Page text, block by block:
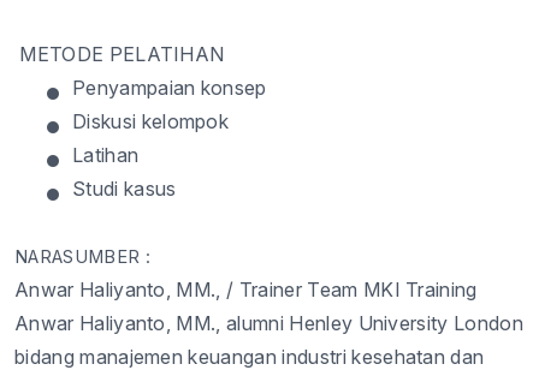
METODE PELATIHAN
• Penyampaian konsep
• Diskusi kelompok
• Latihan
• Studi kasus
NARASUMBER :
Anwar Haliyanto, MM., / Trainer Team MKI Training
Anwar Haliyanto, MM., alumni Henley University London
bidang manajemen keuangan industri kesehatan dan